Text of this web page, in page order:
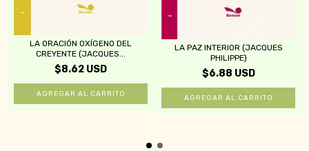
LA ORACIÓN OXÍGENO DEL
CREYENTE (JACQUES...
$8.62 USD
LA PAZ INTERIOR (JACQUES
PHILIPPE)
$6.88 USD